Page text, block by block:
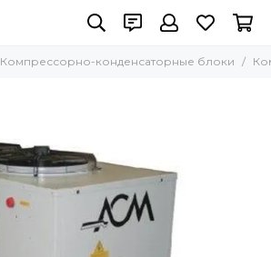
Компрессорно-конденсаторные блоки